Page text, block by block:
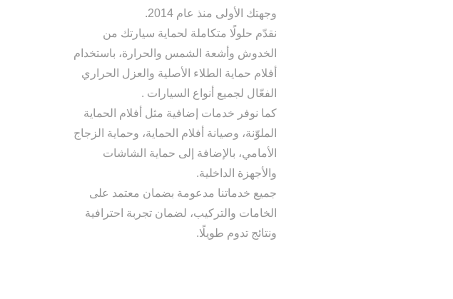
وجهتك الأولى منذ عام 2014.
نقدّم حلولًا متكاملة لحماية سيارتك من
الخدوش وأشعة الشمس والحرارة، باستخدام
أفلام حماية الطلاء الأصلية والعزل الحراري
الفعّال لجميع أنواع السيارات .
كما نوفر خدمات إضافية مثل أفلام الحماية
الملوّنة، وصيانة أفلام الحماية، وحماية الزجاج
الأمامي، بالإضافة إلى حماية الشاشات
والأجهزة الداخلية.
جميع خدماتنا مدعومة بضمان معتمد على
الخامات والتركيب، لضمان تجربة احترافية
ونتائج تدوم طويلًا.